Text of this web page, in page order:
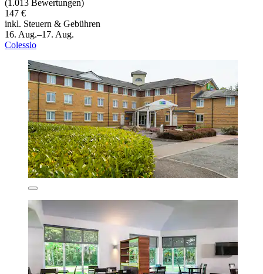
(1.013 Bewertungen)
147 €
inkl. Steuern & Gebühren
16. Aug.–17. Aug.
Colessio